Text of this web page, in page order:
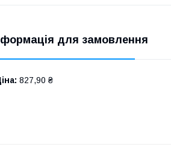
для замовлення
827,90 ₴